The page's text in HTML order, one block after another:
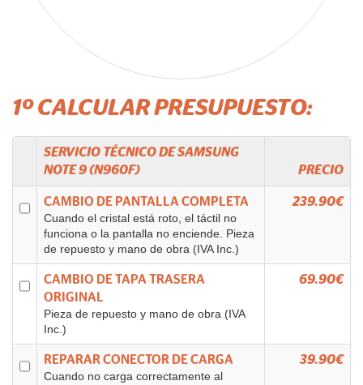
1º CALCULAR PRESUPUESTO:
SERVICIO TÉCNICO DESAMSUNG
NOTE 9 (N960F)
PRECIO
CAMBIO DE PANTALLA COMPLETA
Cuando el cristal está roto, el táctil no
funciona o la pantalla no enciende. Pieza
de repuesto y mano de obra (IVA Inc.)
239.90€
CAMBIO DE TAPA TRASERA
ORIGINAL
Pieza de repuesto y mano de obra (IVA
Inc.)
69.90€
REPARAR CONECTOR DE CARGA
Cuando no carga correctamente al
39.90€